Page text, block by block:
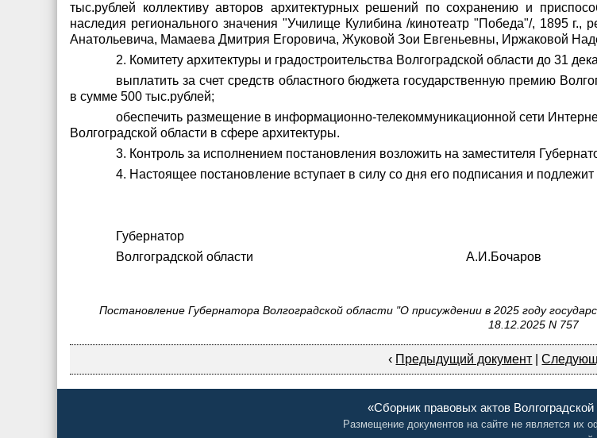
тыс.рублей коллективу авторов архитектурных решений по сохранению и
наследия регионального значения "Училище Кулибина /кинотеатр "Победа"/, 1895 г.,
Анатольевича, Мамаева Дмитрия Егоровича, Жуковой Зои Евгеньевны, Иржаковой
2. Комитету архитектуры и градостроительства Волгоградской области до 31
выплатить за счет средств областного бюджета государственную премию
в сумме 500 тыс.рублей;
обеспечить размещение в информационно-телекоммуникационной сети
Волгоградской области в сфере архитектуры.
3. Контроль за исполнением постановления возложить на заместителя
4. Настоящее постановление вступает в силу со дня его подписания и
Губернатор
Волгоградской области А.И.Бочаров
Постановление Губернатора Волгоградской области "О присуждении в 2025 году
18.12.2025 N 757
‹ Предыдущий документ |
«Сборник правовых актов Волгоградской
Размещение документов на сайте не является их